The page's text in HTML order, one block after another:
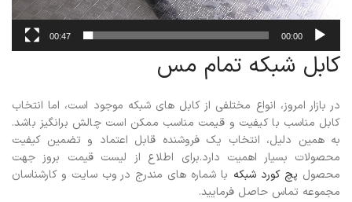
00:00
00:47
کابل شبکه تمام مس
در بازار امروز، انواع مختلفی از کابل های شبکه موجود است، اما انتخاب
کابل مناسب با کیفیت و قیمت مناسب ممکن است چالش برانگیز باشد.
به همین دلیل، انتخاب یک فروشنده قابل اعتماد و تضمین کیفیت
محصولات بسیار اهمیت دارد.برای اطلاع از لیست قیمت بروز جهت
محصول پچ کورد شبکه با شماره های مندرج در وب سایت و کارشناسان
مجموعه تماس حاصل فرمایید.